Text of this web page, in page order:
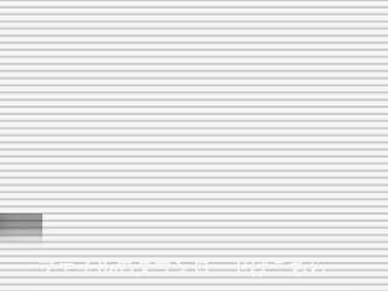
ファイルのダウンロードはこちら